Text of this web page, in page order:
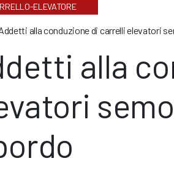
ELEVATORE
alla conduzione di carrelli elevatori
alla